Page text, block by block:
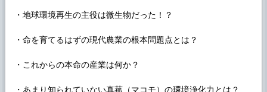
・地球環境再生の主役は微生物だった！？
・命を育てるはずの現代農業の根本問題点とは？
・これからの本命の産業は何か？
・あまり知られていない真菰（マコモ）の環境浄化力とは？